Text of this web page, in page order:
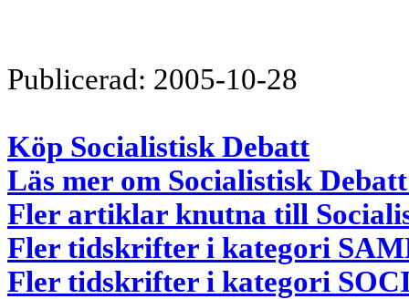
Publicerad: 2005-10-28
Köp Socialistisk Debatt
Läs mer om Socialistisk
Fler artiklar knutna till
Fler tidskrifter i kategori
Fler tidskrifter i kategori